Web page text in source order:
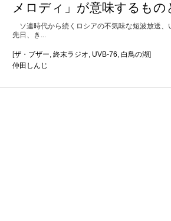
メロディ」が意味するもの
ソ連時代から続くロシアの不気味な短波放送、
先日、き...
[ザ・ブザー, 終末ラジオ, UVB-76, 白鳥の湖]
仲田しんじ